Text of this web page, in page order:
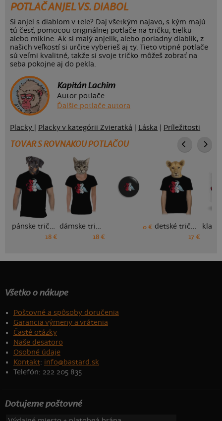
POTLAČ ANJEL VS. DIABOL
Si anjel s diablom v tele? Daj všetkým najavo, s kým majú
tú česť, pomocou originálnej potlače na tričku, tielku
alebo mikine. Ak si malý anjelik, alebo poriadny diablik, z
našich veľkostí si určite vyberieš aj ty. Tieto vtipné potlače
sú veľmi kvalitné, takže si svoje tričko môžeš zobrať na
seba pokojne aj do pekla.
Kapitán Lachim
Autor potlače
Ďalšie potlače autora
Placky Placky v kategórii Zvieratká Láska Príležitosti
TOVAR S ROVNAKOU POTLAČOU
pánske tričko
18 €
dámske tričko
18 €
0 € detské tričko
17 €
Všetko o nákupe
Poštovné a spôsoby doručenia
Garancia výmeny a vrátenia
Časté otázky
Naše desatoro
Osobné údaje
Kontakt: info@bastard.sk
Telefón: 222 205 835
Dotujeme poštovné